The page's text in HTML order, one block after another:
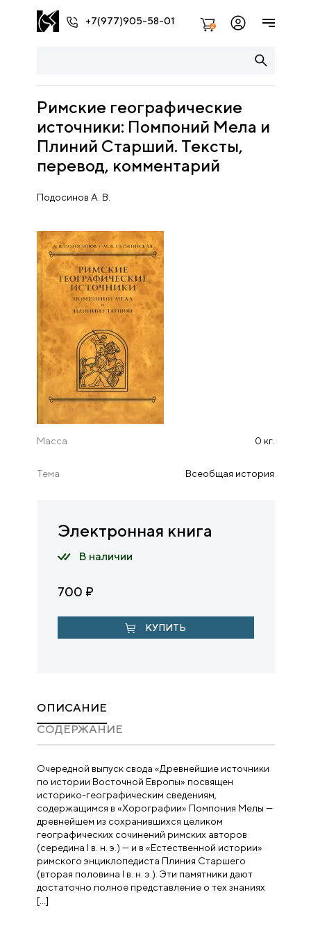
+7(977)905-58-01 2
Римские географические
источники: Помпоний Мела и
Плиний Старший. Тексты,
перевод, комментарий
Подосинов А. В.
Масса 0 кг.
Тема Всеобщая история
Электронная книга
В наличии
700 ₽
КУПИТЬ
ОПИСАНИЕ
CОДЕРЖАНИЕ
Очередной выпуск свода «Древнейшие источники
по истории Восточной Европы» посвящен
историко-географическим сведениям,
содержащимся в «Хорографии» Помпония Мелы —
древнейшем из сохранившихся целиком
географических сочинений римских авторов
(середина I в. н. э.) — и в «Естественной истории»
римского энциклопедиста Плиния Старшего
(вторая половина I в. н. э.). Эти памятники дают
достаточно полное представление о тех знаниях
[…]